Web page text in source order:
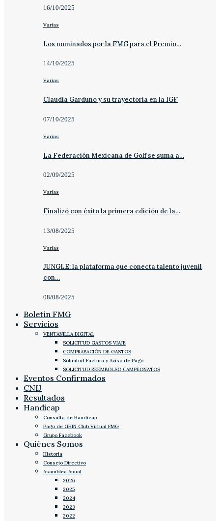
16/10/2025
Varias
Los nominados por la FMG para el Premio…
14/10/2025
Varias
Claudia Garduño y su trayectoria en la IGF
07/10/2025
Varias
La Federación Mexicana de Golf se suma a…
02/09/2025
Varias
Finalizó con éxito la primera edición de la…
13/08/2025
Varias
JUNGLE: la plataforma que conecta talento juvenil
con…
08/08/2025
Boletín FMG
Servicios
VENTANILLA DIGITAL
SOLICITUD GASTOS VIAJE
COMPRABACIÓN DE GASTOS
Solicitud Factura y Aviso de Pago
SOLICITUD REEMBOLSO CAMPEONATOS
Eventos Confirmados
CNIJ
Resultados
Handicap
Consulta de Handicap
Pago de GHIN Club Virtual FMG
Grupo Facebook
Quiénes Somos
Historia
Consejo Directivo
Asamblea Anual
2026
2025
2024
2023
2022